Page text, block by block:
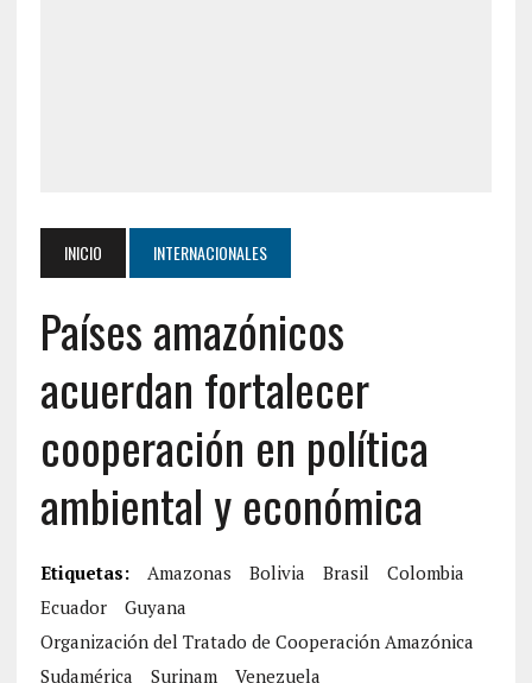
INICIO INTERNACIONALES
Países amazónicos
acuerdan fortalecer
cooperación en política
ambiental y económica
Etiquetas: Amazonas Bolivia Brasil
Colombia
Ecuador
Guyana
Organización del Tratado de Cooperación Amazónica
Sudamérica
Surinam Venezuela